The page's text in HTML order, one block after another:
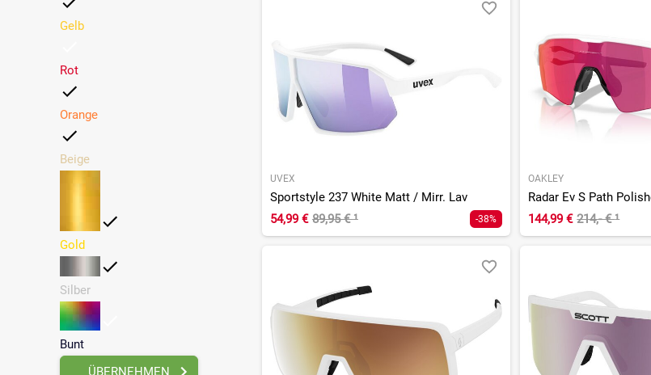
Gelb
Rot
Orange
Beige
Gold
Silber
Bunt
ÜBERNEHMEN
UVEX
Sportstyle 237 White Matt / Mirr. Lav
54,99 € 89,95 €¹ -38%
OAKLEY
144,99 € 214,- €¹